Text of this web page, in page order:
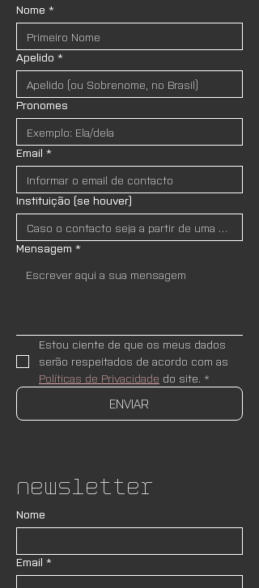
Nome *
Apelido *
Pronomes
Email *
Instituição (se houver)
Mensagem *
Estou ciente de que os meus dados
Políticas de Privacidade do site. *
ENVIAR
Newsletter
Nome
Email *